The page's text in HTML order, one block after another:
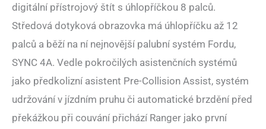
digitální přístrojový štít s úhlopříčkou 8 palců.
Středová dotyková obrazovka má úhlopříčku až 12
palců a běží na ní nejnovější palubní systém Fordu,
SYNC 4A. Vedle pokročilých asistenčních systémů
jako předkolizní asistent Pre-Collision Assist, systém
udržování v jízdním pruhu či automatické brzdění před
překážkou při couvání přichází Ranger jako první